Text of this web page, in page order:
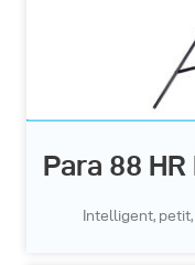
Para 88
Intelligent,